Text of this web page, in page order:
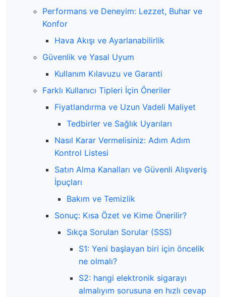
Performans ve Deneyim: Lezzet, Buhar ve
Konfor
Hava Akışı ve Ayarlanabilirlik
Güvenlik ve Yasal Uyum
Kullanım Kılavuzu ve Garanti
Farklı Kullanıcı Tipleri İçin Öneriler
Fiyatlandırma ve Uzun Vadeli Maliyet
Tedbirler ve Sağlık Uyarıları
Nasıl Karar Vermelisiniz: Adım Adım
Kontrol Listesi
Satın Alma Kanalları ve Güvenli Alışveriş
İpuçları
Bakım ve Temizlik
Sonuç: Kısa Özet ve Kime Önerilir?
Sıkça Sorulan Sorular (SSS)
S1: Yeni başlayan biri için öncelik
ne olmalı?
S2: hangi elektronik sigarayı
almalıyım sorusuna en hızlı cevap